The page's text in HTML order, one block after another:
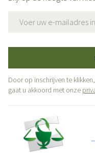
Door op inschrijven te
gaat u akkoord met onze